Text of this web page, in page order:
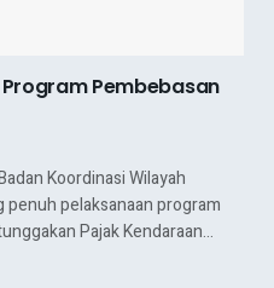
Pembebasan
Koordinasi Wilayah
penuh pelaksanaan program
Pajak Kendaraan...